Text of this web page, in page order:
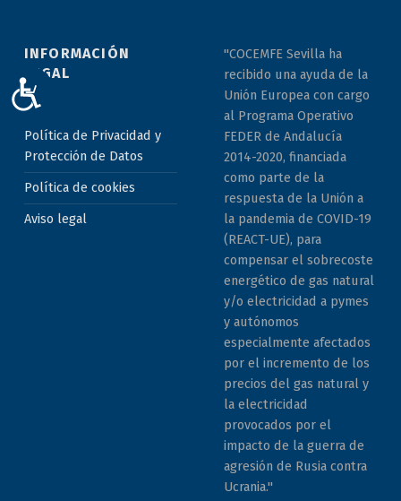
INFORMACIÓN
LEGAL
Política de Privacidad y
Protección de Datos
Política de cookies
Aviso legal
"COCEMFE Sevilla ha
recibido una ayuda de la
Unión Europea con cargo
al Programa Operativo
FEDER de Andalucía
2014-2020, financiada
como parte de la
respuesta de la Unión a
la pandemia de COVID-19
(REACT-UE), para
compensar el sobrecoste
energético de gas natural
y/o electricidad a pymes
y autónomos
especialmente afectados
por el incremento de los
precios del gas natural y
la electricidad
provocados por el
impacto de la guerra de
agresión de Rusia contra
Ucrania."